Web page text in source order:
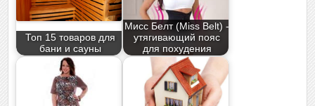
Топ 15 товаров для
бани и сауны
Мисс Белт (Miss Belt) -
утягивающий пояс
для похудения